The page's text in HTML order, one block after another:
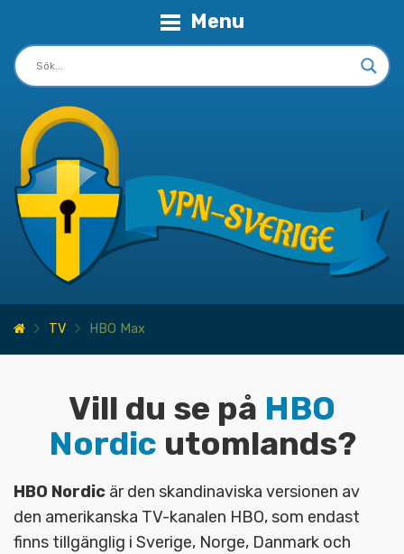
Menu
TV HBO Max
Vill du se på HBO
Nordic utomlands?
HBO Nordic är den skandinaviska versionen av
den amerikanska TV-kanalen HBO, som endast
finns tillgänglig i Sverige, Norge, Danmark och